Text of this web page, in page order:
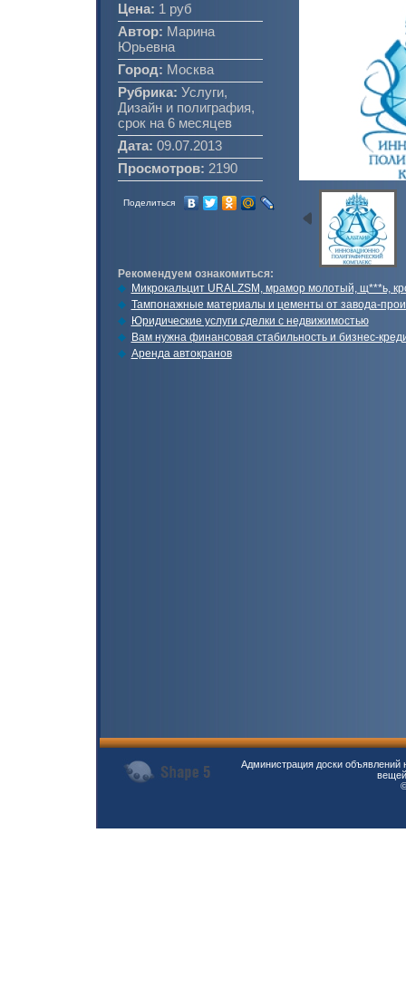
Цена: 1 руб
Автор: Марина
Юрьевна
Город: Москва
Рубрика: Услуги,
Дизайн и полиграфия,
срок на 6 месяцев
Дата: 09.07.2013
Просмотров: 2190
Поделиться
Рекомендуем ознакомиться:
Микрокальцит URALZSM, мрамор молотый, щ***ь,
Тампонажные материалы и цементы от завода-
Юридические услуги сделки с недвижимостью
Вам нужна финансовая стабильность и бизнес-
Аренда автокранов
Администрация доски объявлений